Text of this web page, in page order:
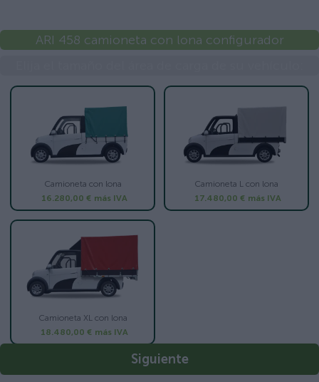
ARI 458 camioneta con lona configurador
Camioneta con lona
16.280,00 € más IVA
Camioneta L con lona
17.480,00 € más IVA
Camioneta XL con lona
18.480,00 € más IVA
Siguiente